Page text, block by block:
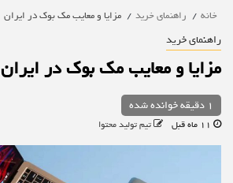
خانه راهنمای خرید مزایا و معایب مک بوک در ایران
راهنمای خرید
مزایا و معایب مک بوک در ایران
1 دقیقه خوانده شده
تیم تولید محتوا